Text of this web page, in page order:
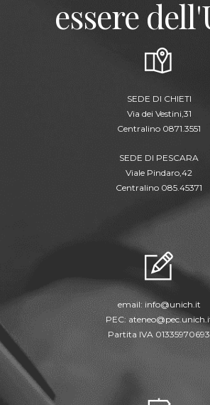
essere
SEDE DI CHIETI
Via dei Vestini,31
Centralino 0871.3551
SEDE DI PESCARA
Viale Pindaro,42
Centralino 085.45371
email: info@unich.it
PEC:
Partita IVA 01335970693